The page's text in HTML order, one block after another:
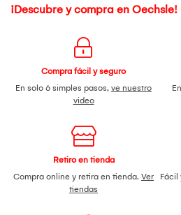
¡Descubre y compra en Oechsle!
Compra fácil y seguro
En solo 6 simples pasos, ve nuestro
video
Retiro en tienda
Compra online y retira en tienda. Ver
tiendas
Fácil